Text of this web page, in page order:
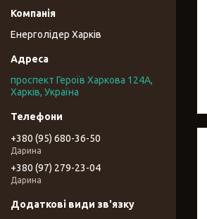
Енерголідер Харків
проспект Героїв Харкова 124А,
Харків, Україна
+380 (95) 680-36-50
Дарина
+380 (97) 279-23-04
Дарина